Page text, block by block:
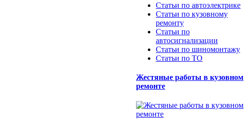
Статьи по автоэлектрике
Статьи по кузовному
ремонту
Статьи по
автосигнализации
Статьи по шиномонтажу
Статьи по ТО
Жестяные работы в кузовном
ремонте